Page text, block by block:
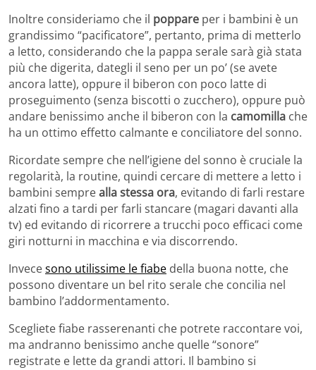
Inoltre consideriamo che il poppare per i bambini è un
grandissimo “pacificatore”, pertanto, prima di metterlo
a letto, considerando che la pappa serale sarà già stata
più che digerita, dategli il seno per un po’ (se avete
ancora latte), oppure il biberon con poco latte di
proseguimento (senza biscotti o zucchero), oppure può
andare benissimo anche il biberon con la camomilla che
ha un ottimo effetto calmante e conciliatore del sonno.
Ricordate sempre che nell’igiene del sonno è cruciale la
regolarità, la routine, quindi cercare di mettere a letto i
bambini semprealla stessa ora, evitando di farli restare
alzati fino a tardi per farli stancare (magari davanti alla
tv) ed evitando di ricorrere a trucchi poco efficaci come
giri notturni in macchina e via discorrendo.
Invecesono utilissime le fiabe della buona notte, che
possono diventare un bel rito serale che concilia nel
bambino l’addormentamento.
Scegliete fiabe rasserenanti che potrete raccontare voi,
ma andranno benissimo anche quelle “sonore”
registrate e lette da grandi attori. Il bambino si